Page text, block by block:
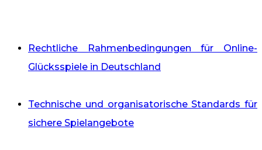
Rechtliche Rahmenbedingungen für Online-
Glücksspiele in Deutschland
Technische und organisatorische Standards für
sichere Spielangebote